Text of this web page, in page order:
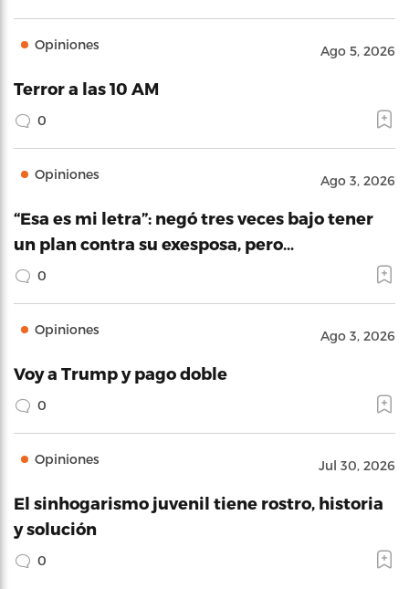
Opiniones Ago 5, 2026
Terror a las 10 AM
0
Opiniones Ago 3, 2026
“Esa es mi letra”: negó tres veces bajo tener
un plan contra su exesposa, pero…
0
Opiniones Ago 3, 2026
Voy a Trump y pago doble
0
Opiniones Jul 30, 2026
El sinhogarismo juvenil tiene rostro, historia
y solución
0